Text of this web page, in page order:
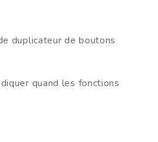
duplicateur de boutons
quand les fonctions